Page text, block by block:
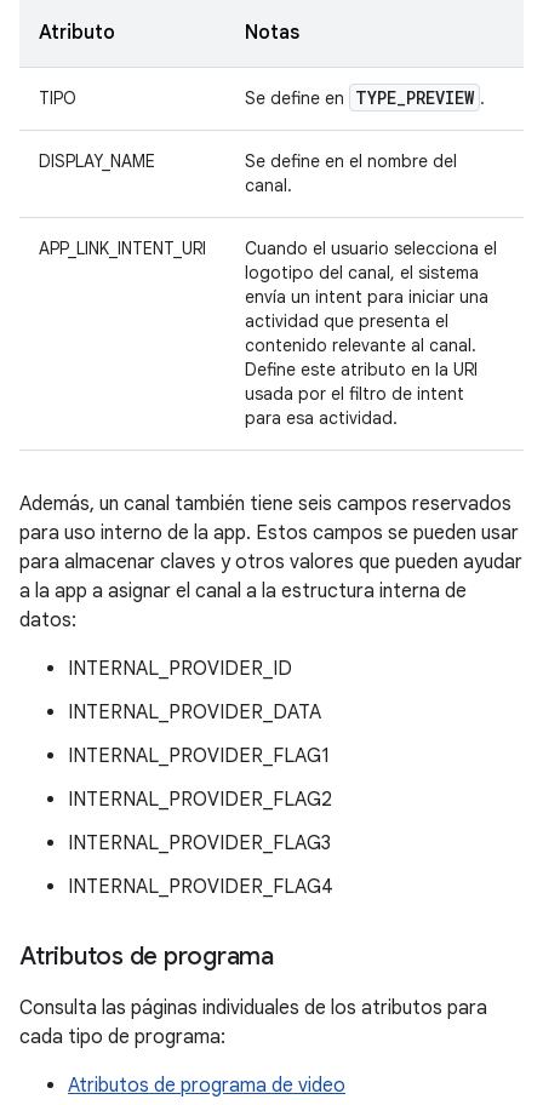
Atributo Notas
TIPO Se define en TYPE_PREVIEW .
DISPLAY_NAME
Se define en el nombre del
canal.
APP_LINK_INTENT_URI
Cuando el usuario selecciona el
logotipo del canal, el sistema
envía un intent para iniciar una
actividad que presenta el
contenido relevante al canal.
Define este atributo en la URI
usada por el filtro de intent
para esa actividad.
Además, un canal también tiene seis campos reservados
para uso interno de la app. Estos campos se pueden usar
para almacenar claves y otros valores que pueden ayudar
a la app a asignar el canal a la estructura interna de
datos:
INTERNAL_PROVIDER_ID
INTERNAL_PROVIDER_DATA
INTERNAL_PROVIDER_FLAG1
INTERNAL_PROVIDER_FLAG2
INTERNAL_PROVIDER_FLAG3
INTERNAL_PROVIDER_FLAG4
Atributos de programa
Consulta las páginas individuales de los atributos para
cada tipo de programa:
Atributos de programa de video